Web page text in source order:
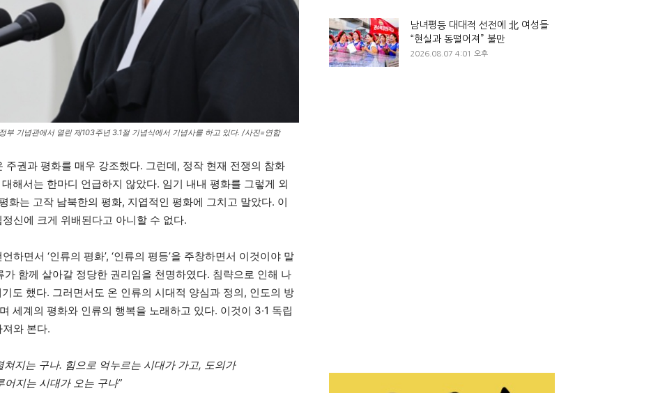
부 기념관에서 열린 제103주년 3.1절 기념식에서 기념사를 하고 있다. /사진=연합
주권과 평화를 매우 강조했다. 그런데, 정작 현재 전쟁의 참화
해서는 한마디 언급하지 않았다. 임기 내내 평화를 그렇게 외
화는 고작 남북한의 평화, 지엽적인 평화에 그치고 말았다. 이
신에 크게 위배된다고 아니할 수 없다.
하면서 ‘인류의 평화’, ‘인류의 평등’을 주창하면서 이것이야 말
함께 살아갈 정당한 권리임을 천명하였다. 침략으로 인해 나
도 했다. 그러면서도 온 인류의 시대적 양심과 정의, 인도의 방
세계의 평화와 인류의 행복을 노래하고 있다. 이것이 3·1 독립
와 본다.
쳐지는 구나. 힘으로 억누르는 시대가 가고, 도의가
어지는 시대가 오는 구나”
남녀평등 대대적 선전에 北 여성들
“현실과 동떨어져” 불만
2026.08.07 4:01 오후